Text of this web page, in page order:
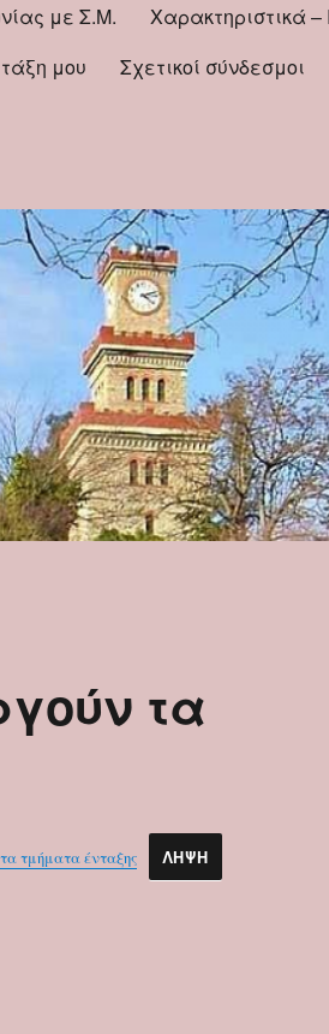
με Σ.Μ.
Χαρακτηριστικά –
μου Σχετικοί σύνδεσμοι
τα
τμήματα ένταξης ΛΉΨΗ